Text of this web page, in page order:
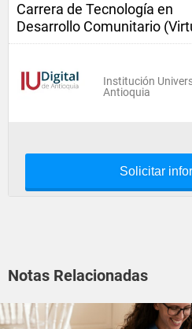
Carrera de Tecnología en
Desarrollo Comunitario
Institución
Antioquia
Solicitar
Notas Relacionadas